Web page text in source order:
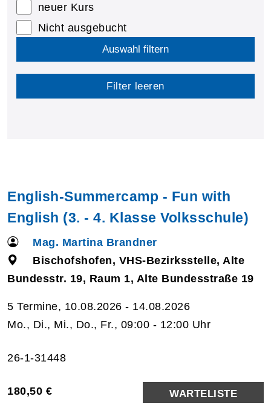
neuer Kurs
Nicht ausgebucht
Auswahl filtern
Filter leeren
English-Summercamp - Fun with
English (3. - 4. Klasse Volksschule)
Mag. Martina Brandner
Bischofshofen, VHS-Bezirksstelle, Alte
Bundesstr. 19, Raum 1, Alte Bundesstraße 19
5 Termine, 10.08.2026 - 14.08.2026
Mo., Di., Mi., Do., Fr., 09:00 - 12:00 Uhr
26-1-31448
180,50 € WARTELISTE